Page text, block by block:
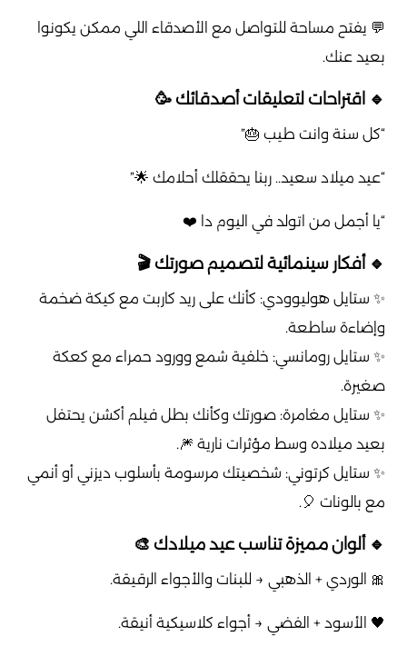
💬 يفتح مساحة للتواصل مع الأصدقاء اللي ممكن يكونوا
بعيد عنك.
🔹 اقتراحات لتعليقات أصدقائك 🥳
“كل سنة وانت طيب 🎂”
“عيد ميلاد سعيد.. ربنا يحققلك أحلامك 🌟”
“يا أجمل من اتولد في اليوم دا ❤️
🔹 أفكار سينمائية لتصميم صورتك 🎬
✨ ستايل هوليوودي: كأنك على ريد كاربت مع كيكة ضخمة
وإضاءة ساطعة.
✨ ستايل رومانسي: خلفية شمع وورود حمراء مع كعكة
صغيرة.
✨ ستايل مغامرة: صورتك وكأنك بطل فيلم أكشن يحتفل
بعيد ميلاده وسط مؤثرات نارية 🎆.
✨ ستايل كرتوني: شخصيتك مرسومة بأسلوب ديزني أو أنمي
مع بالونات 🎈.
🔹 ألوان مميزة تناسب عيد ميلادك 🎨
🎀 الوردي + الذهبي → للبنات والأجواء الرقيقة.
🖤 الأسود + الفضي → أجواء كلاسيكية أنيقة.